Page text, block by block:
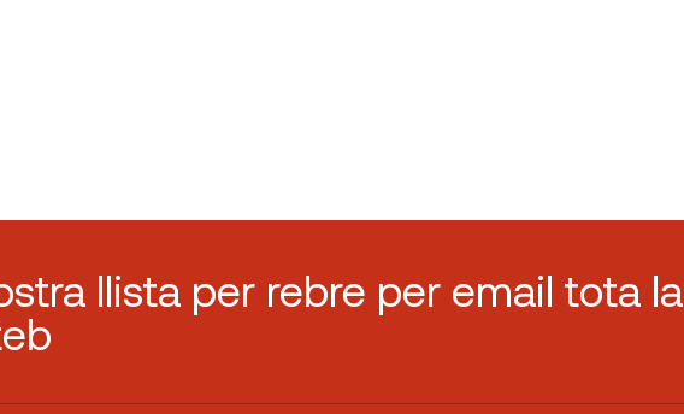
llista per rebre per email tota la